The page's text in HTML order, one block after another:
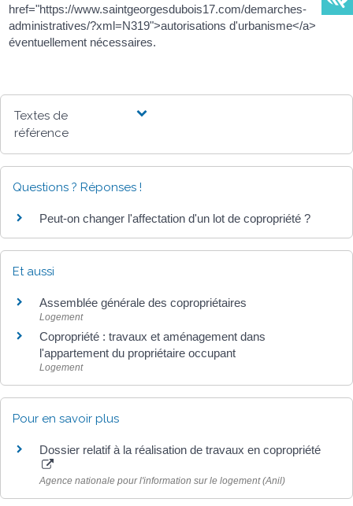
href="https://www.saintgeorgesdubois17.com/demarches-
administratives/?xml=N319">autorisations d'urbanisme</a>
éventuellement nécessaires.
Textes de
référence
Questions ? Réponses !
Peut-on changer l'affectation d'un lot de copropriété ?
Et aussi
Assemblée générale des copropriétaires
Logement
Copropriété : travaux et aménagement dans
l'appartement du propriétaire occupant
Logement
Pour en savoir plus
Dossier relatif à la réalisation de travaux en copropriété
Agence nationale pour l'information sur le logement (Anil)